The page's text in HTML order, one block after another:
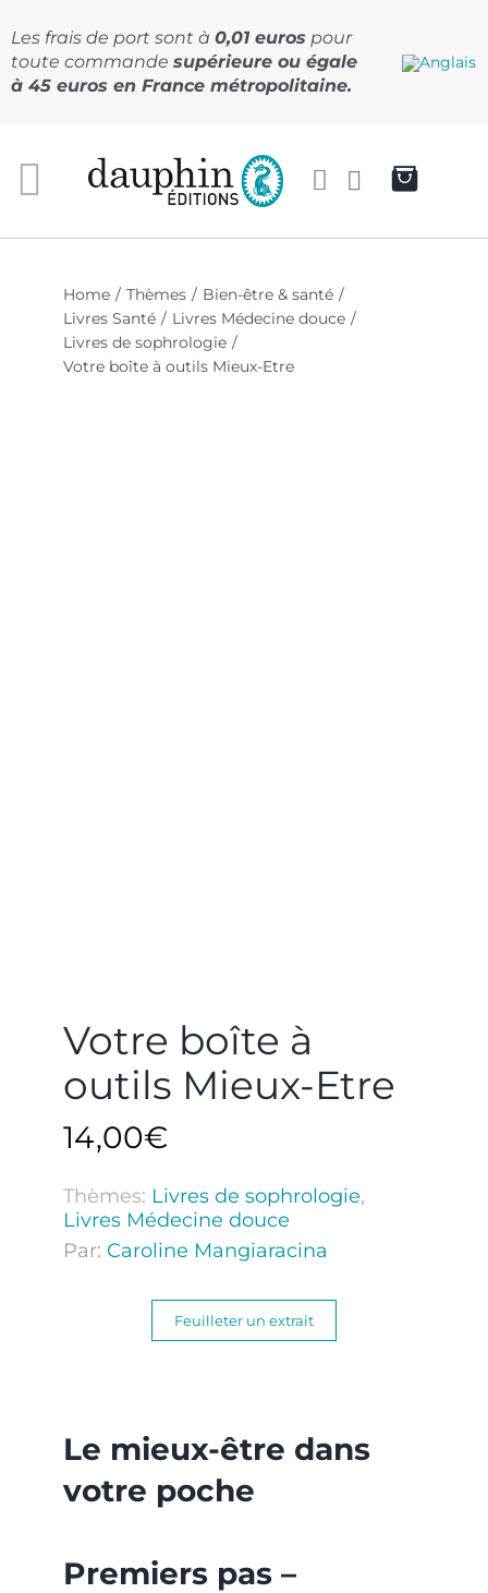
au
contenu
Les frais de port sont à 0,01 euros pour
toute commande supérieure ou égale
à 45 euros en France métropolitaine.
Home Thèmes
Bien-être & santé
Livres Santé
Livres Médecine douce
Livres de sophrologie
Votre boîte à outils Mieux-Etre
Votre boîte à
outils Mieux-Etre
14,00€
Thèmes: Livres de sophrologie,
Livres Médecine douce
Par: Caroline Mangiaracina
Feuilleter un extrait
Le mieux-être dans
votre poche
Premiers pas –